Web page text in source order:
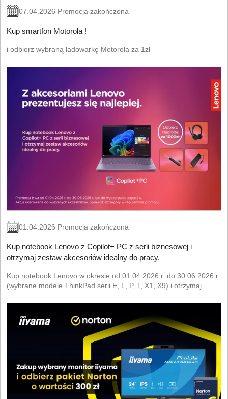
07.04.2026 Promocja zakończona
Kup smartfon Motorola !
i odbierz wybraną ładowarkę Motorola za 1zł
01.04.2026 Promocja zakończona
Kup notebook Lenovo z Copilot+ PC z serii biznesowej i
otrzymaj zestaw akcesoriów idealny do pracy.
Kup notebook Lenovo w okresie od 01.04.2026 r. do 30.06.2026 r.
(wybrane modele ThinkPad serii E, L, P, T, X1, X9) i otrzymaj
zestaw akcesoriów od Lenovo